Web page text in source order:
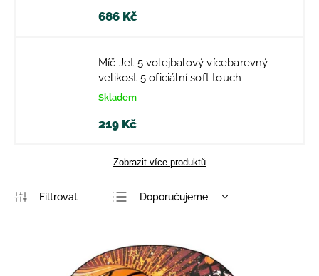
686 Kč
Míč Jet 5 volejbalový vícebarevný
velikost 5 oficiální soft touch
Skladem
219 Kč
Zobrazit více produktů
Doporučujeme
Nejdražší
Nejprodávanější